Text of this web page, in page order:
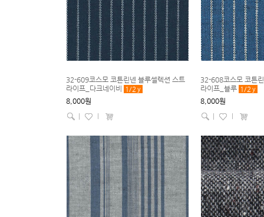
32-609코스모 코튼린넨 블루셀렉션 스트
라이프_다크네이비
1/2 y
8,000원
|
32-608코스모 코튼
라이프_블루 1/2 y
8,000원
|